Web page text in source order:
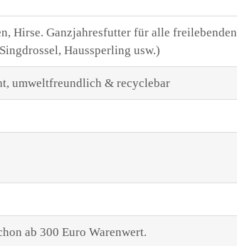
Hirse. Ganzjahresfutter für alle freilebenden
Haussperling usw.)
umweltfreundlich & recyclebar
ab 300 Euro Warenwert.